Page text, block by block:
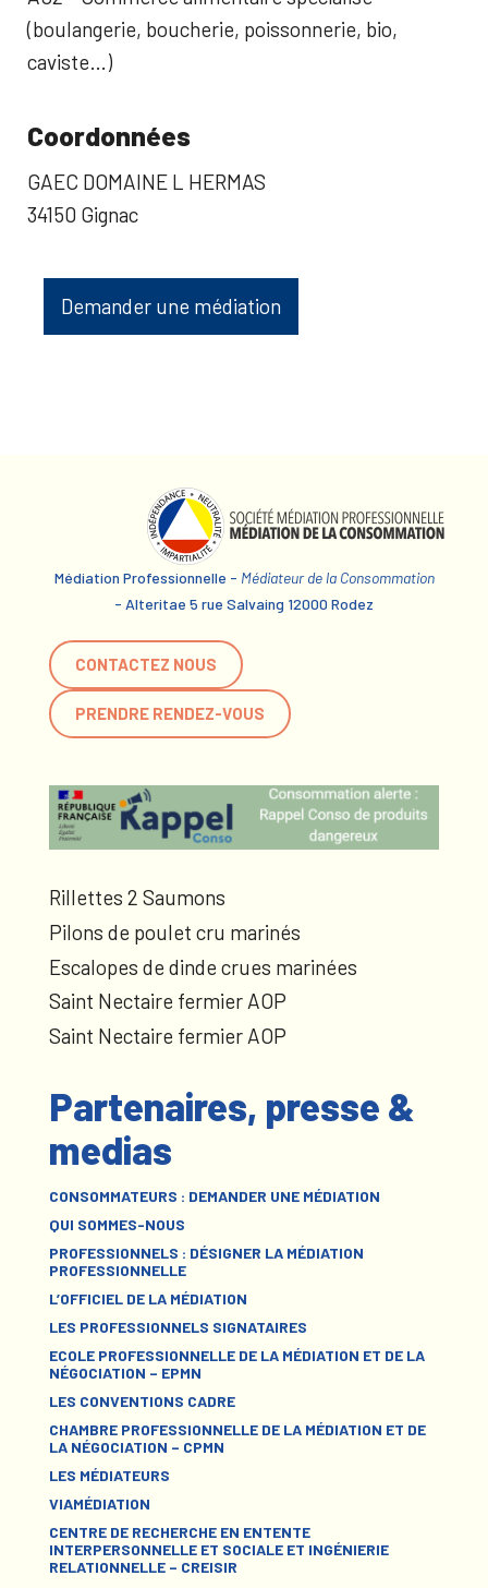
(boulangerie, boucherie, poissonnerie, bio,
caviste…)
Coordonnées
GAEC DOMAINE L HERMAS
34150 Gignac
Demander une médiation
Médiation Professionnelle - Médiateur de la Consommation
- Alteritae 5 rue Salvaing 12000 Rodez
CONTACTEZ NOUS
PRENDRE RENDEZ-VOUS
Rillettes 2 Saumons
Pilons de poulet cru marinés
Escalopes de dinde crues marinées
Saint Nectaire fermier AOP
Saint Nectaire fermier AOP
Partenaires, presse &
medias
CONSOMMATEURS : DEMANDER UNE MÉDIATION
QUI SOMMES-NOUS
PROFESSIONNELS : DÉSIGNER LA MÉDIATION
PROFESSIONNELLE
L’OFFICIEL DE LA MÉDIATION
LES PROFESSIONNELS SIGNATAIRES
ECOLE PROFESSIONNELLE DE LA MÉDIATION ET DE LA
NÉGOCIATION – EPMN
LES CONVENTIONS CADRE
CHAMBRE PROFESSIONNELLE DE LA MÉDIATION ET DE
LA NÉGOCIATION – CPMN
LES MÉDIATEURS
VIAMÉDIATION
CENTRE DE RECHERCHE EN ENTENTE
INTERPERSONNELLE ET SOCIALE ET INGÉNIERIE
RELATIONNELLE – CREISIR